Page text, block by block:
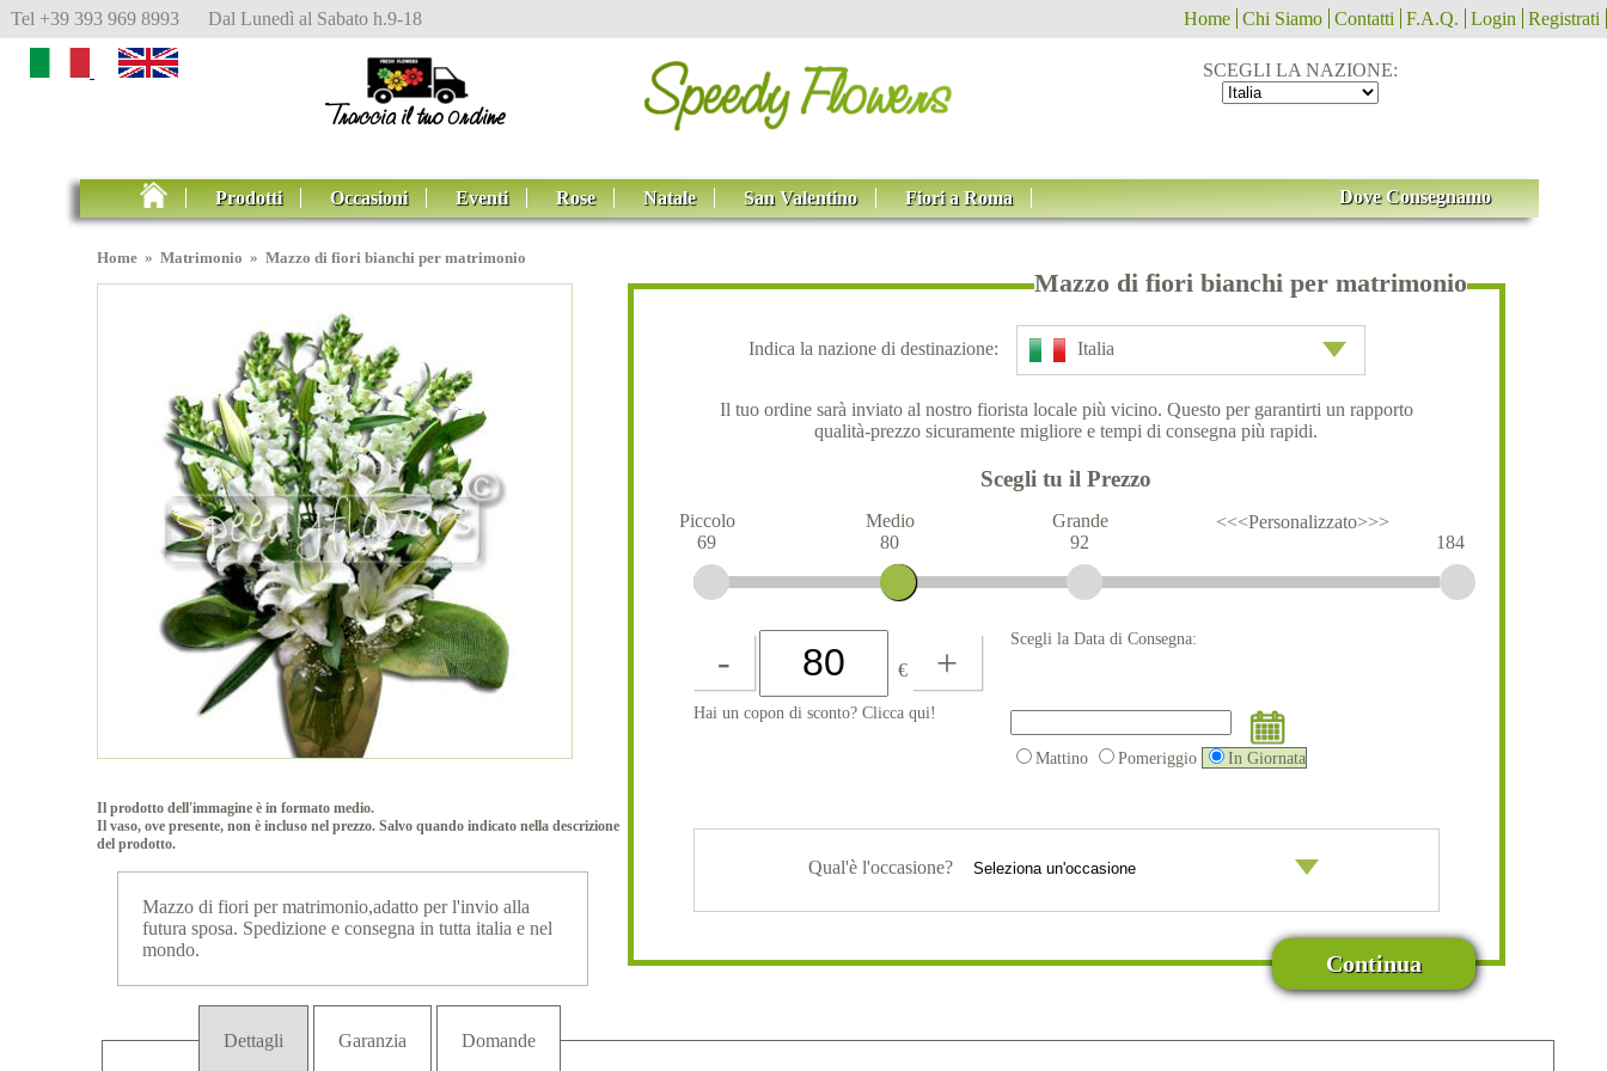
Tel +39 393 969 8993 Dal Lunedì al Sabato h.9-18 Home Chi Siamo Contatti F.A.Q. Login Registrati
SCEGLI LA NAZIONE:
Prodotti Occasioni Eventi Rose Natale San Valentino Fiori a Roma Dove Consegnamo
Home » Matrimonio » Mazzo di fiori bianchi per matrimonio
Il prodotto dell'immagine è in formato medio.
Il vaso, ove presente, non è incluso nel prezzo. Salvo quando indicato nella descrizione
del prodotto.
Mazzo di fiori per matrimonio,adatto per l'invio alla
futura sposa. Spedizione e consegna in tutta italia e nel
mondo.
Mazzo di fiori bianchi per matrimonio
Indica la nazione di destinazione: Italia
Il tuo ordine sarà inviato al nostro fiorista locale più vicino. Questo per garantirti un rapporto
qualità-prezzo sicuramente migliore e tempi di consegna più rapidi.
Scegli tu il Prezzo
Piccolo
69
Medio
80
Grande
92
<<<Personalizzato>>>
184
- € +
Hai un copon di sconto? Clicca qui!
Scegli la Data di Consegna:
Mattino Pomeriggio In Giornata
Qual'è l'occasione?
Continua
Dettagli Garanzia Domande